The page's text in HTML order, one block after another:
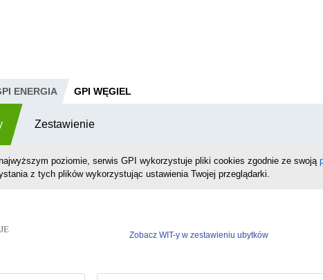
ENERGIA GPI WĘGIEL
Zestawienie
poziomie, serwis GPI wykorzystuje pliki cookies zgodnie ze swoją
z tych plików wykorzystując ustawienia Twojej przeglądarki.
Zobacz WIT-y w zestawieniu ubytków